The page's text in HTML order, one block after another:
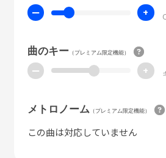
ー +
曲のキー（プレミアム限定機能）
ー +
メトロノーム （プレミアム限定機能）
この曲は対応していません